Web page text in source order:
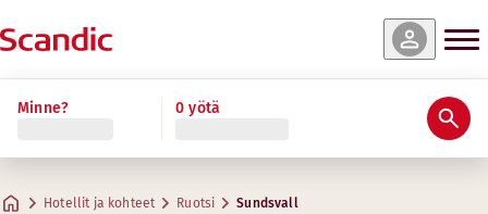
Minne? 0 yötä
Hotellit ja kohteet Ruotsi Sundsvall